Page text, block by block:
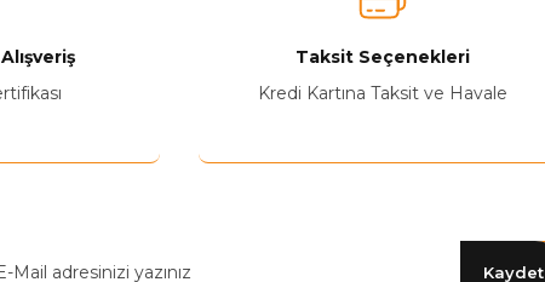
Yetkiliye Gönder
Taksit Seçenekleri
Kredi Kartına Taksit ve Havale
Kaydet